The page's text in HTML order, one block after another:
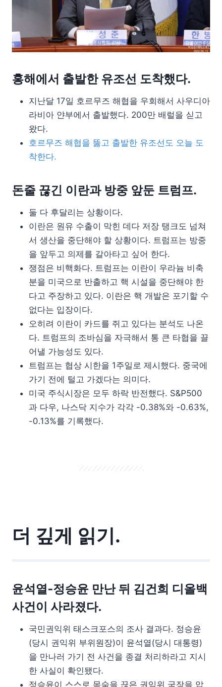
홍해에서 출발한 유조선 도착했다.
지난달 17일 호르무즈 해협을 우회해서 사우디아
라비아 얀부에서 출발했다. 200만 배럴을 싣고
왔다.
호르무즈 해협을 뚫고 출발한 유조선도 오늘 도
착한다.
돈줄 끊긴 이란과 방중 앞둔 트럼프.
둘 다 후달리는 상황이다.
이란은 원유 수출이 막힌 데다 저장 탱크도 넘쳐
서 생산을 중단해야 할 상황이다. 트럼프는 방중
을 앞두고 의제를 갈아타고 싶어 한다.
쟁점은 비핵화다. 트럼프는 이란이 우라늄 비축
분을 미국으로 반출하고 핵 시설을 중단해야 한
다고 주장하고 있다. 이란은 핵 개발은 포기할 수
없다는 입장이다.
오히려 이란이 카드를 쥐고 있다는 분석도 나온
다. 트럼프의 조바심을 자극해서 통 큰 타협을 끌
어낼 가능성도 있다.
트럼프는 협상 시한을 1주일로 제시했다. 중국에
가기 전에 털고 가겠다는 의미다.
미국 주식시장은 모두 하락 반전했다. S&P500
과 다우, 나스닥 지수가 각각 -0.38%와 -0.63%,
-0.13%를 기록했다.
더 깊게 읽기.
윤석열-정승윤 만난 뒤 김건희 디올백
사건이 사라졌다.
국민권익위 태스크포스의 조사 결과다. 정승윤
(당시 권익위 부위원장)이 윤석열(당시 대통령)
을 만나러 가기 전 사건을 종결 처리하라고 지시
한 사실이 확인됐다.
정승윤이 스스로 목숨을 끊은 권익위 국장을 압